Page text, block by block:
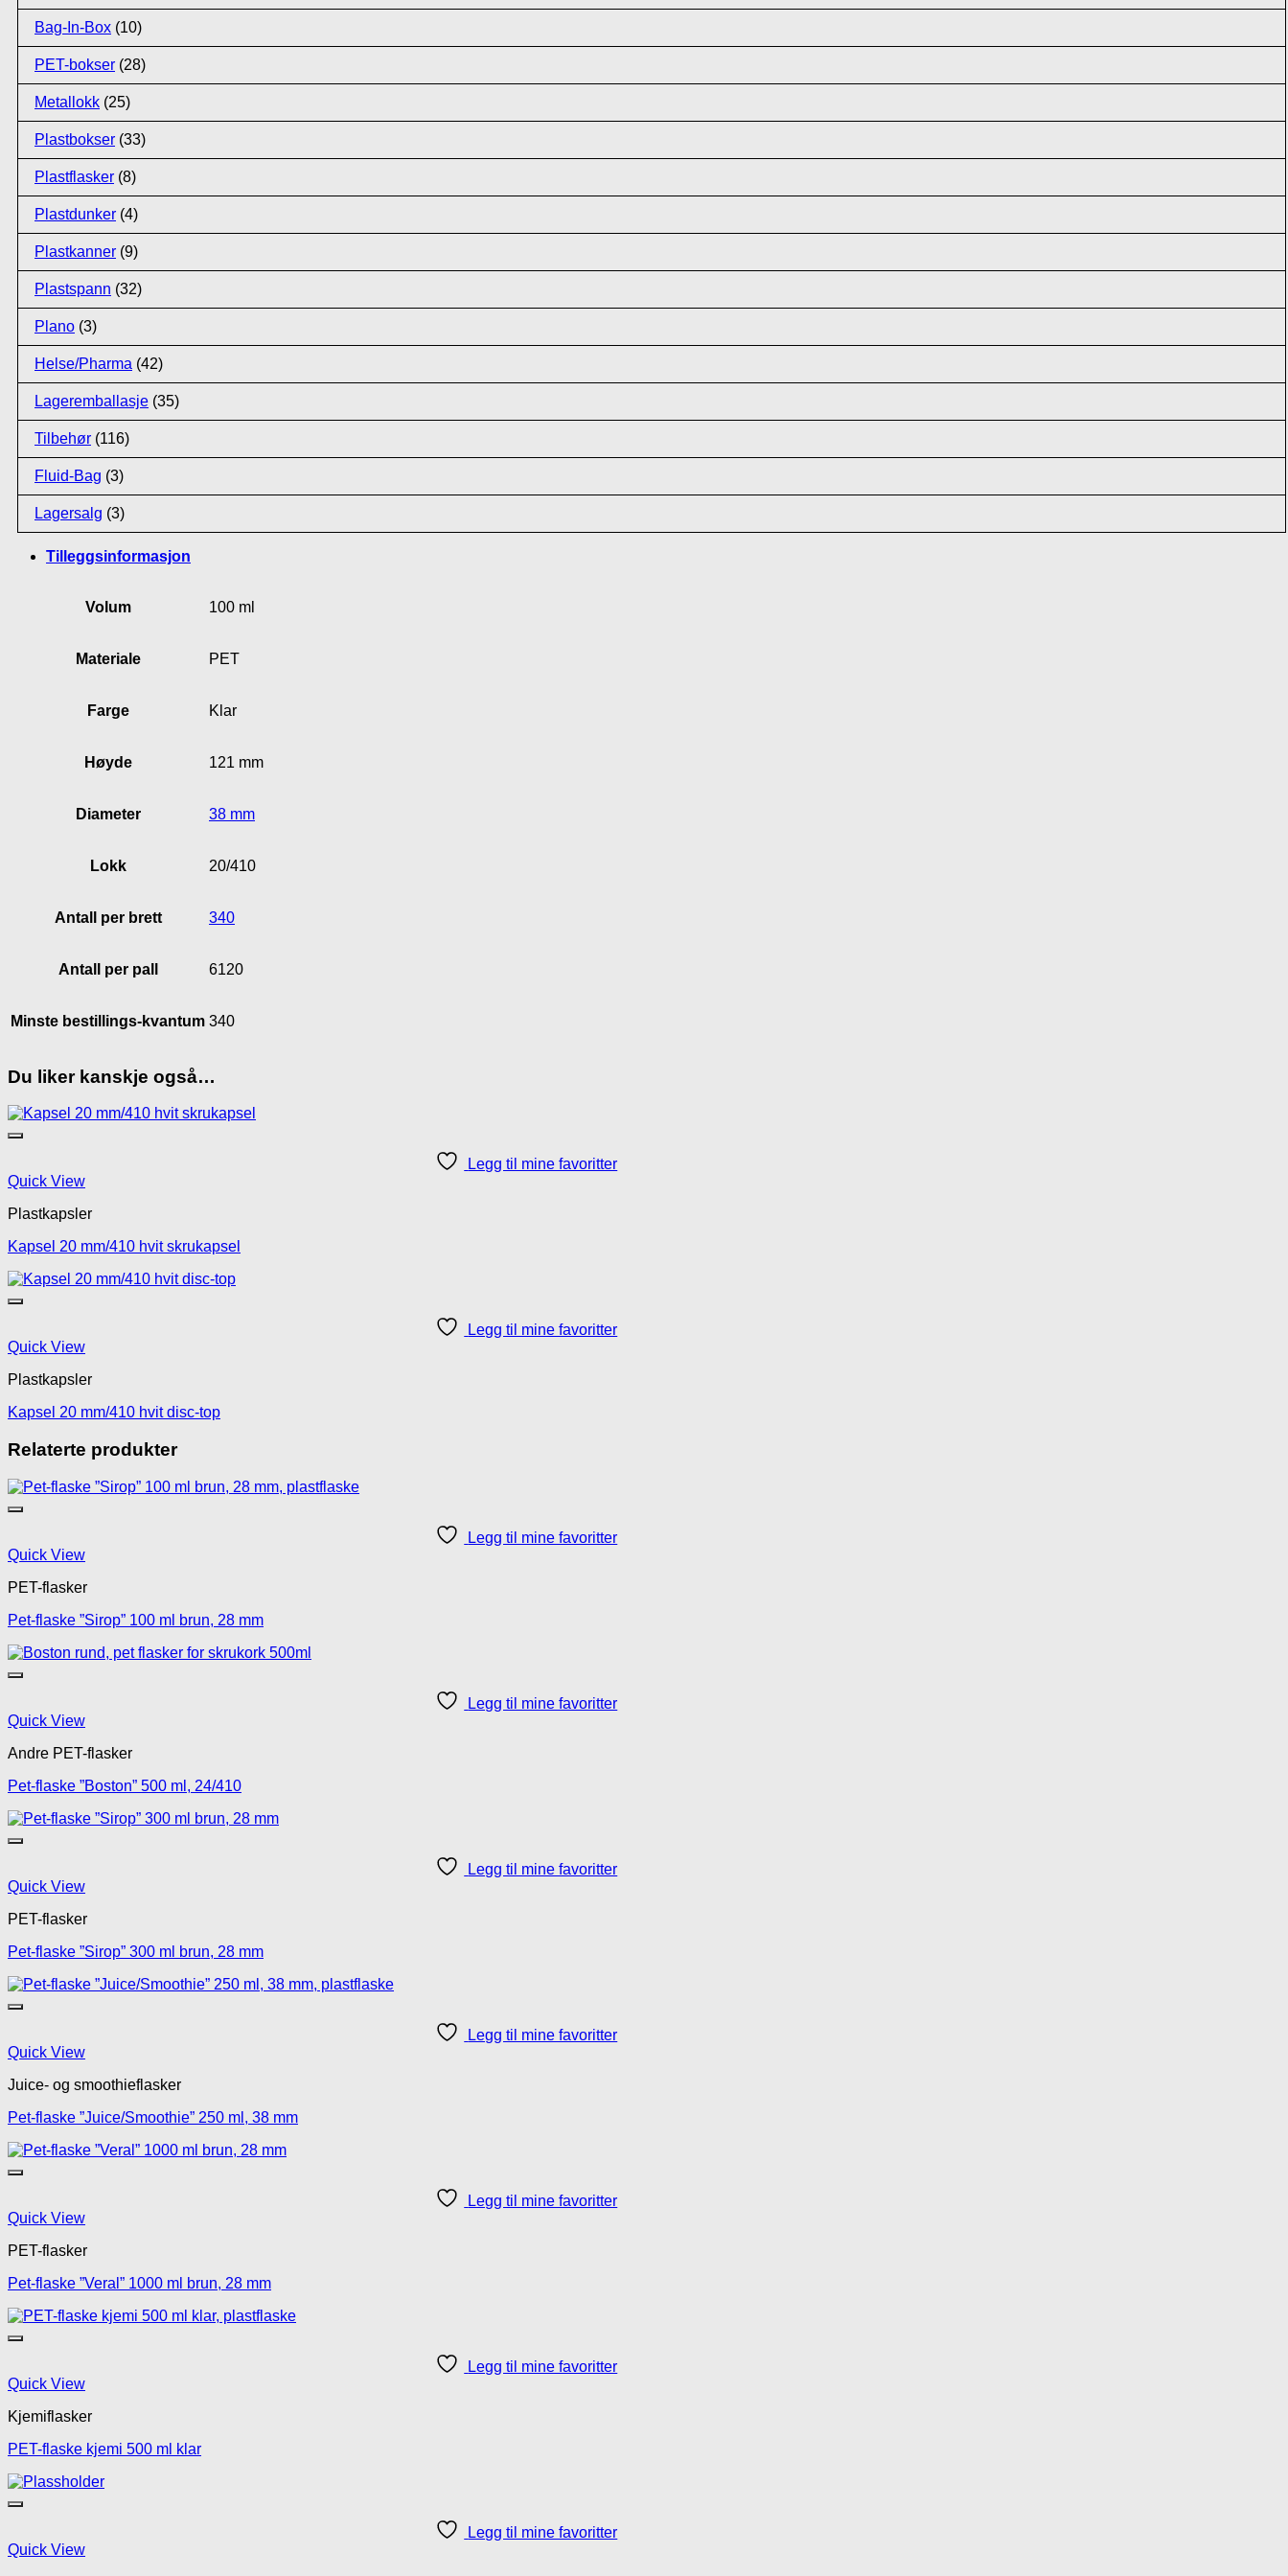
Bag-In-Box (10)
PET-bokser (28)
Metallokk (25)
Plastbokser (33)
Plastflasker (8)
Plastdunker (4)
Plastkanner (9)
Plastspann (32)
Plano (3)
Helse/Pharma (42)
Lageremballasje (35)
Tilbehør (116)
Fluid-Bag (3)
Lagersalg (3)
Tilleggsinformasjon
Volum 100 ml
Materiale PET
Farge Klar
Høyde 121 mm
Diameter 38 mm
Lokk 20/410
Antall per brett 340
Antall per pall 6120
Minste bestillings-kvantum 340
Du liker kanskje også…
Legg til mine favoritter
Quick View
Plastkapsler
Kapsel 20 mm/410 hvit skrukapsel
Legg til mine favoritter
Quick View
Plastkapsler
Kapsel 20 mm/410 hvit disc-top
Relaterte produkter
Legg til mine favoritter
Quick View
PET-flasker
Pet-flaske ”Sirop” 100 ml brun, 28 mm
Legg til mine favoritter
Quick View
Andre PET-flasker
Pet-flaske ”Boston” 500 ml, 24/410
Legg til mine favoritter
Quick View
PET-flasker
Pet-flaske ”Sirop” 300 ml brun, 28 mm
Legg til mine favoritter
Quick View
Juice- og smoothieflasker
Pet-flaske ”Juice/Smoothie” 250 ml, 38 mm
Legg til mine favoritter
Quick View
PET-flasker
Pet-flaske ”Veral” 1000 ml brun, 28 mm
Legg til mine favoritter
Quick View
Kjemiflasker
PET-flaske kjemi 500 ml klar
Legg til mine favoritter
Quick View